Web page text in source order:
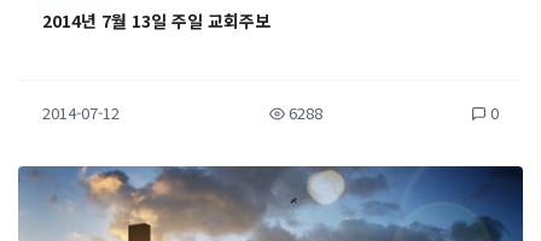
2014년 7월 13일 주일 교회주보
2014-07-12 6288 0